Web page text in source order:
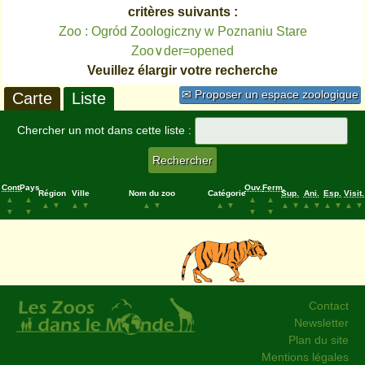
critères suivants :
Zoo : Ogród Zoologiczny w Poznaniu Stare
Zoo∨der=opened
Veuillez élargir votre recherche
✉ Proposer un espace zoologique
Carte Liste
Chercher un mot dans cette liste :
Cont.
▲
▼
Pays
▲
▼
Région
▲
▼
Ville
▲
▼
Nom du zoo
▲
▼
Catégorie
▲
▼
Ouv.
▲
▼
Ferm.
▲
▼
Sup.
▲
▼
Ani.
▲
▼
Esp.
▲
▼
Visit.
▲
▼
Contact
Newsletter
Plan du site
Mentions légales